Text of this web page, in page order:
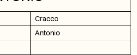
Cracco
Antonio